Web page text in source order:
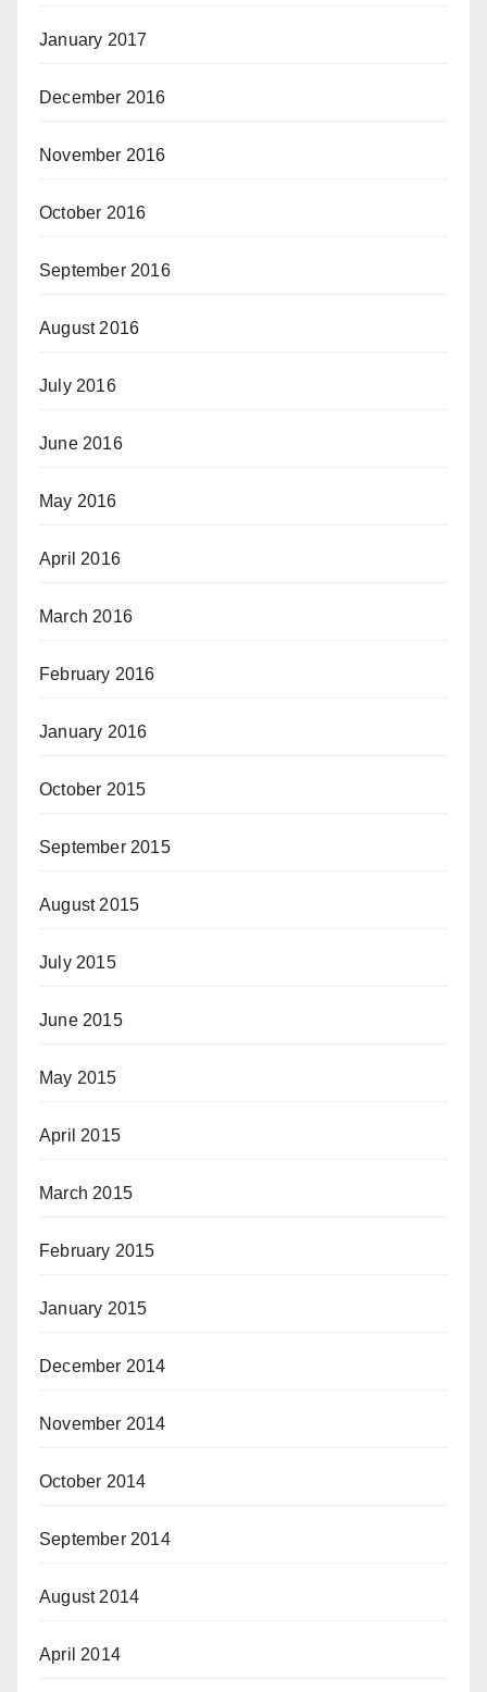
January 2017
December 2016
November 2016
October 2016
September 2016
August 2016
July 2016
June 2016
May 2016
April 2016
March 2016
February 2016
January 2016
October 2015
September 2015
August 2015
July 2015
June 2015
May 2015
April 2015
March 2015
February 2015
January 2015
December 2014
November 2014
October 2014
September 2014
August 2014
April 2014